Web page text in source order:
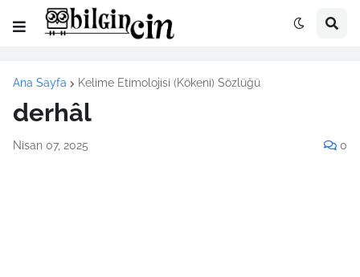
Ana Sayfa Kelime Etimolojisi (Kökeni) Sözlüğü
derhâl
Nisan 07, 2025 0